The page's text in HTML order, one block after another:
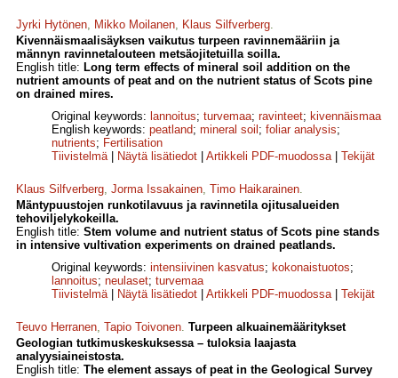
Jyrki Hytönen, Mikko Moilanen, Klaus Silfverberg.
Kivennäismaalisäyksen vaikutus turpeen ravinnemääriin ja
männyn ravinnetalouteen metsäojitetuilla soilla.
English title: Long term effects of mineral soil addition on the
nutrient amounts of peat and on the nutrient status of Scots pine
on drained mires.
Original keywords: lannoitus; turvemaa; ravinteet; kivennäismaa
English keywords: peatland; mineral soil ; foliar analysis;
nutrients; Fertilisation
Tiivistelmä| Näytä lisätiedot Artikkeli PDF-muodossa| Tekijät
Klaus Silfverberg, Jorma Issakainen, Timo Haikarainen.
Mäntypuustojen runkotilavuus ja ravinnetila ojitusalueiden
tehoviljelykokeilla.
English title: Stem volume and nutrient status of Scots pine stands
in intensive vultivation experiments on drained peatlands.
Original keywords: intensiivinen kasvatus; kokonaistuotos;
lannoitus; neulaset; turvemaa
Tiivistelmä| Näytä lisätiedot Artikkeli PDF-muodossa| Tekijät
Teuvo Herranen, Tapio Toivonen. Turpeen alkuainemääritykset
Geologian tutkimuskeskuksessa – tuloksia laajasta
analyysiaineistosta.
English title: The element assays of peat in the Geological Survey